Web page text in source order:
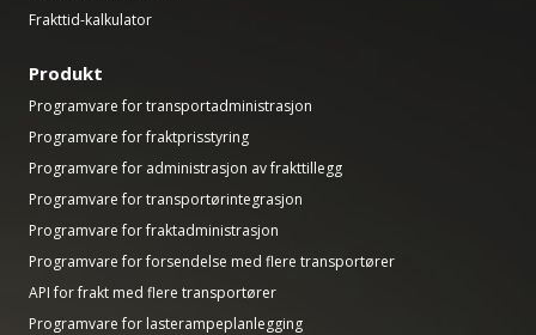
Frakttid-kalkulator
Produkt
Programvare for transportadministrasjon
Programvare for fraktprisstyring
Programvare for administrasjon av frakttillegg
Programvare for transportørintegrasjon
Programvare for fraktadministrasjon
Programvare for forsendelse med flere transportører
API for frakt med flere transportører
Programvare for lasterampeplanlegging